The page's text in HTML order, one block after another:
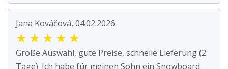
Jana Kováčová, 04.02.2026
★ ★ ★ ★ ★
Große Auswahl, gute Preise, schnelle Lieferung (2
Tage). Ich habe für meinen Sohn ein Snowboard